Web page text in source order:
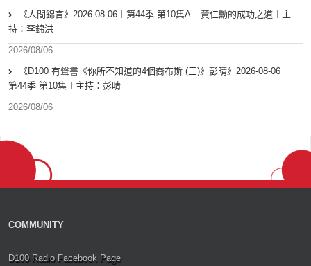
《人間錦言》2026-08-06︱第44季 第10集A – 黃仁勳的成功之道︱主
持：李錦洪
2026/08/06
《D100 有聲書《你所不知道的4個喬布斯 (三)》彭晴》2026-08-06︱
第44季 第10集︱主持：彭晴
2026/08/06
COMMUNITY
D100 Radio Facebook Page